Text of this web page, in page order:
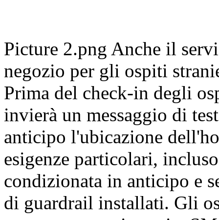
Picture 2.png Anche il
negozio per gli ospiti
Prima del check-in degli
invierà un messaggio di
anticipo l'ubicazione
esigenze particolari,
condizionata in anticipo e
di guardrail installati. Gli